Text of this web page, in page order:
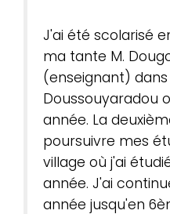
J'ai été scolarisé
ma tante M.
(enseignant)
Doussouyaradou
année. La
poursuivre mes
village où j'ai
année. J'ai
année jusqu'en